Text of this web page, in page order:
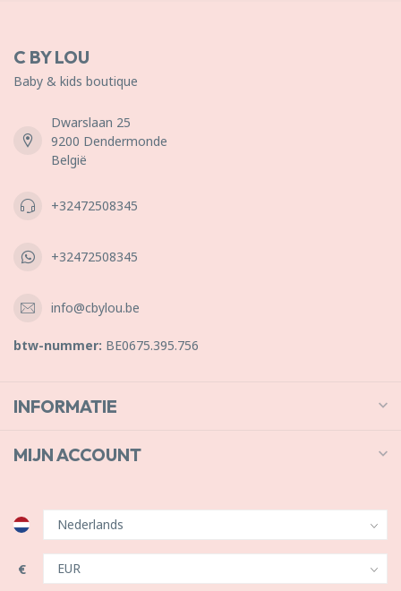
C BY LOU
Baby & kids boutique
Dwarslaan 25
9200 Dendermonde
België
+32472508345
+32472508345
info@cbylou.be
btw-nummer: BE0675.395.756
INFORMATIE
MIJN ACCOUNT
€